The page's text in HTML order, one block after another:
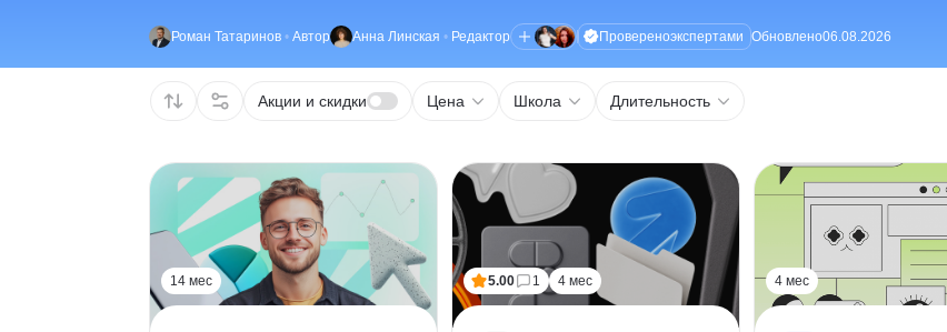
Роман Татаринов • Автор Анна Линская • Редактор Провереноэкспертами Обновлено06.08.2026
Акции и скидки Цена Школа Длительность
14 мес 5.00 1 4 мес 4 мес